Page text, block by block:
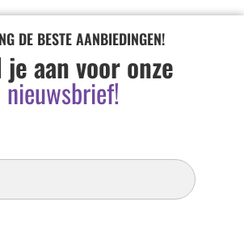
DE BESTE AANBIEDINGEN!
je aan voor onze
nieuwsbrief!